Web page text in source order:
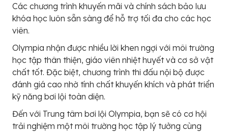
Các chương trình khuyến mãi và chính sách bảo lưu
khóa học luôn sẵn sàng để hỗ trợ tối đa cho các học
viên.
Olympia nhận được nhiều lời khen ngợi với môi trường
học tập thân thiện, giáo viên nhiệt huyết và cơ sở vật
chất tốt. Đặc biệt, chương trình thi đấu nội bộ được
đánh giá cao nhờ tính chất khuyến khích và phát triển
kỹ năng bơi lội toàn diện.
Đến với Trung tâm bơi lội Olympia, bạn sẽ có cơ hội
trải nghiệm một môi trường học tập lý tưởng cùng